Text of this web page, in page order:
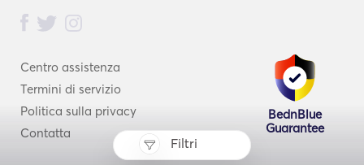
Filtri
Centro assistenza
Termini di servizio
Politica sulla privacy
Contatta
BednBlue
Guarantee